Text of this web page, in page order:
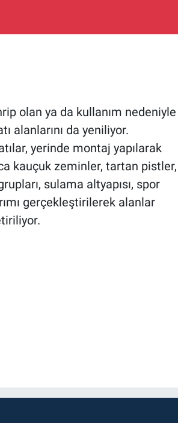
olan ya da kullanım nedeniyle
alanlarını da yeniliyor.
yerinde montaj yapılarak
kauçuk zeminler, tartan pistler,
sulama altyapısı, spor
gerçekleştirilerek alanlar